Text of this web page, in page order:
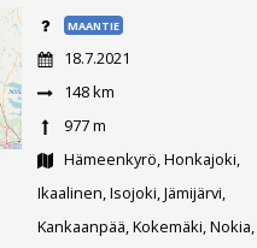
MAANTIE
18.7.2021
148 km
977 m
Hämeenkyrö, Honkajoki,
Ikaalinen, Isojoki, Jämijärvi,
Kankaanpää, Kokemäki, Nokia,